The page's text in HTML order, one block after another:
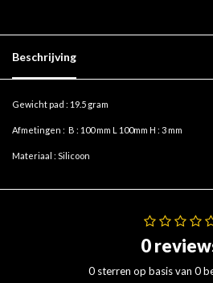
Beschrijving
Gewicht pad : 19.5 gram
Afmetingen : B : 100 mm L 100mm H : 3 mm
Materiaal : Silicoon
0
0 sterren op basis van 0